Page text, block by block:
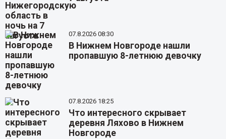
07.8.2026 08:30
В Нижнем Новгороде нашли
пропавшую 8-летнюю девочку
07.8.2026 18:25
Что интересного скрывает
деревня Ляхово в Нижнем
Новгороде